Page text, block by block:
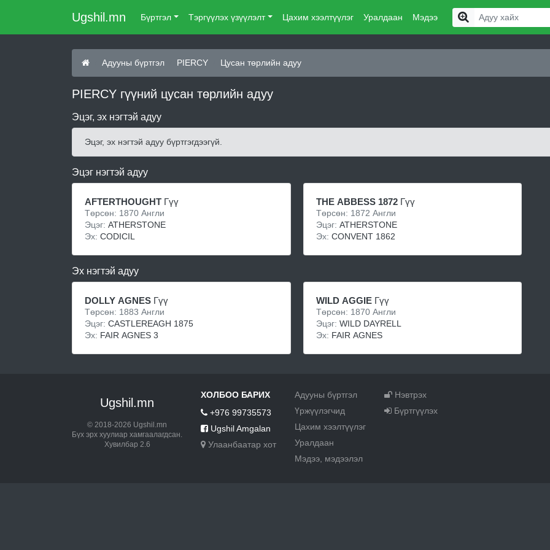
Ugshil.mn Бүртгэл Тэргүүлэх үзүүлэлт Цахим хээлтүүлэг Уралдаан Мэдээ
Адууны бүртгэл PIERCY Цусан төрлийн адуу
PIERCY гүүний цусан төрлийн адуу
Эцэг, эх нэгтэй адуу
Эцэг, эх нэгтэй адуу бүртгэгдээгүй.
Эцэг нэгтэй адуу
AFTERTHOUGHT Гүү
Төрсөн: 1870 Англи
Эцэг: ATHERSTONE
Эх: CODICIL
THE ABBESS 1872Гүү
Төрсөн: 1872 Англи
Эцэг: ATHERSTONE
Эх: CONVENT 1862
Эх нэгтэй адуу
DOLLY AGNES Гүү
Төрсөн: 1883 Англи
Эцэг: CASTLEREAGH 1875
Эх: FAIR AGNES 3
WILD AGGIEГүү
Төрсөн: 1870 Англи
Эцэг: WILD DAYRELL
Эх: FAIR AGNES
Ugshil.mn
© 2018-2026 Ugshil.mn
Бүх эрх хуулиар хамгаалагдсан.
Хувилбар 2.6
ХОЛБОО БАРИХ
+976 99735573
Ugshil Amgalan
Улаанбаатар хот
Адууны бүртгэл
Үржүүлэгчид
Цахим хээлтүүлэг
Уралдаан
Мэдээ, мэдээлэл
Нэвтрэх
Бүртгүүлэх